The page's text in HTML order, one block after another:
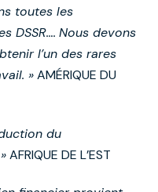
toutes les
DSSR…. Nous devons
l’un des rares
»AMÉRIQUE DU
du
AFRIQUE DE L’EST